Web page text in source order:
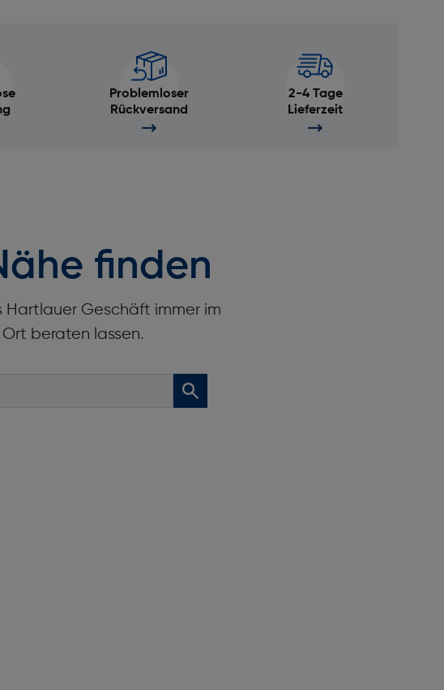
Problemloser
Rückversand
2-4 Tage
Lieferzeit
finden
Hartlauer Geschäft immer im
beraten lassen.